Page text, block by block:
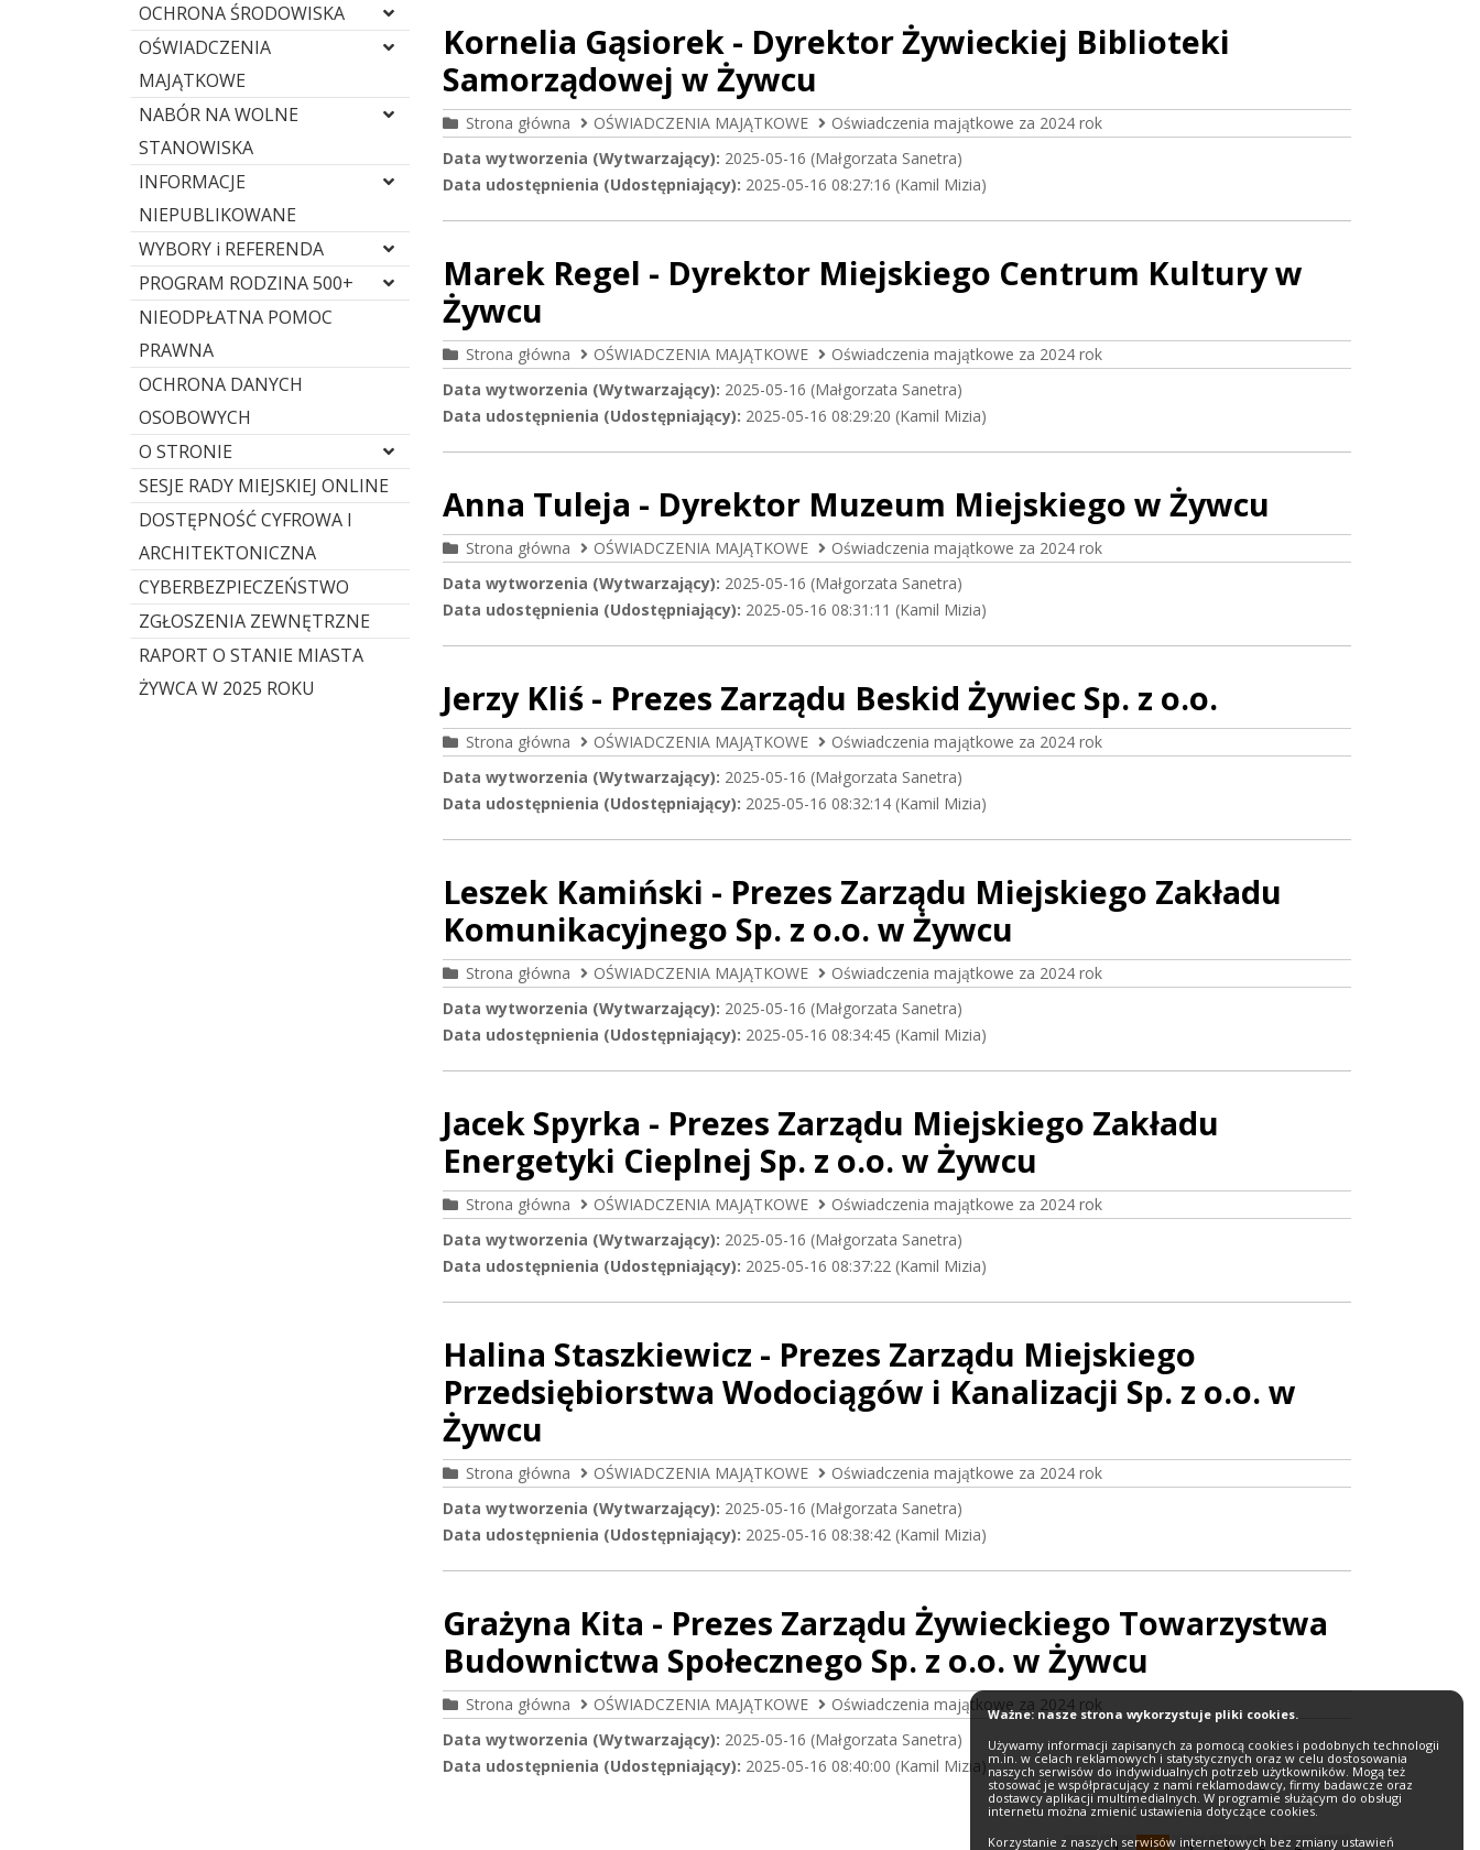
OCHRONA ŚRODOWISKA
OŚWIADCZENIA
MAJĄTKOWE
NABÓR NA WOLNE
STANOWISKA
INFORMACJE
NIEPUBLIKOWANE
WYBORY i REFERENDA
PROGRAM RODZINA 500+
NIEODPŁATNA POMOC
PRAWNA
OCHRONA DANYCH
OSOBOWYCH
O STRONIE
SESJE RADY MIEJSKIEJ ONLINE
DOSTĘPNOŚĆ CYFROWA I
ARCHITEKTONICZNA
CYBERBEZPIECZEŃSTWO
ZGŁOSZENIA ZEWNĘTRZNE
RAPORT O STANIE MIASTA
ŻYWCA W 2025 ROKU
Kornelia Gąsiorek - Dyrektor Żywieckiej Biblioteki
Samorządowej w Żywcu
Strona główna OŚWIADCZENIA MAJĄTKOWE
Oświadczenia majątkowe za 2024 rok
Data wytworzenia (Wytwarzający): 2025-05-16 (Małgorzata Sanetra)
Data udostępnienia (Udostępniający): 2025-05-16 08:27:16 (Kamil Mizia)
Marek Regel - Dyrektor Miejskiego Centrum Kultury w
Żywcu
Strona główna OŚWIADCZENIA MAJĄTKOWE
Oświadczenia majątkowe za 2024 rok
Data wytworzenia (Wytwarzający): 2025-05-16 (Małgorzata Sanetra)
Data udostępnienia (Udostępniający): 2025-05-16 08:29:20 (Kamil Mizia)
Anna Tuleja - Dyrektor Muzeum Miejskiego w Żywcu
Strona główna OŚWIADCZENIA MAJĄTKOWE
Oświadczenia majątkowe za 2024 rok
Data wytworzenia (Wytwarzający): 2025-05-16 (Małgorzata Sanetra)
Data udostępnienia (Udostępniający): 2025-05-16 08:31:11 (Kamil Mizia)
Jerzy Kliś - Prezes Zarządu Beskid Żywiec Sp. z o.o.
Strona główna OŚWIADCZENIA MAJĄTKOWE
Oświadczenia majątkowe za 2024 rok
Data wytworzenia (Wytwarzający): 2025-05-16 (Małgorzata Sanetra)
Data udostępnienia (Udostępniający): 2025-05-16 08:32:14 (Kamil Mizia)
Leszek Kamiński - Prezes Zarządu Miejskiego Zakładu
Komunikacyjnego Sp. z o.o. w Żywcu
Strona główna OŚWIADCZENIA MAJĄTKOWE
Oświadczenia majątkowe za 2024 rok
Data wytworzenia (Wytwarzający): 2025-05-16 (Małgorzata Sanetra)
Data udostępnienia (Udostępniający): 2025-05-16 08:34:45 (Kamil Mizia)
Jacek Spyrka - Prezes Zarządu Miejskiego Zakładu
Energetyki Cieplnej Sp. z o.o. w Żywcu
Strona główna OŚWIADCZENIA MAJĄTKOWE
Oświadczenia majątkowe za 2024 rok
Data wytworzenia (Wytwarzający): 2025-05-16 (Małgorzata Sanetra)
Data udostępnienia (Udostępniający): 2025-05-16 08:37:22 (Kamil Mizia)
Halina Staszkiewicz - Prezes Zarządu Miejskiego
Przedsiębiorstwa Wodociągów i Kanalizacji Sp. z o.o. w
Żywcu
Strona główna OŚWIADCZENIA MAJĄTKOWE
Oświadczenia majątkowe za 2024 rok
Data wytworzenia (Wytwarzający): 2025-05-16 (Małgorzata Sanetra)
Data udostępnienia (Udostępniający): 2025-05-16 08:38:42 (Kamil Mizia)
Grażyna Kita - Prezes Zarządu Żywieckiego Towarzystwa
Budownictwa Społecznego Sp. z o.o. w Żywcu
Strona główna OŚWIADCZENIA MAJĄTKOWE
Oświadczenia majątkowe za 2024 rok
Data wytworzenia (Wytwarzający): 2025-05-16 (Małgorzata Sanetra)
Data udostępnienia (Udostępniający): 2025-05-16 08:40:00 (Kamil Mizia)
Ważne: nasze strona wykorzystuje pliki cookies.
Używamy informacji zapisanych za pomocą cookies i podobnych technologii
m.in. w celach reklamowych i statystycznych oraz w celu dostosowania
naszych serwisów do indywidualnych potrzeb użytkowników. Mogą też
stosować je współpracujący z nami reklamodawcy, firmy badawcze oraz
dostawcy aplikacji multimedialnych. W programie służącym do obsługi
internetu można zmienić ustawienia dotyczące cookies.
Korzystanie z naszych serwisów internetowych bez zmiany ustawień